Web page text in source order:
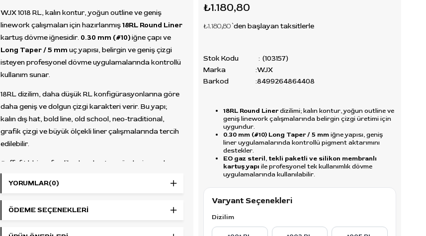
WJX 1018 RL, kalın kontur, yoğun outline ve geniş
linework çalışmaları için hazırlanmış18RL Round Liner
kartuş dövme iğnesidir. 0.30 mm (#10)iğne çapı ve
Long Taper / 5 mm uç yapısı, belirgin ve geniş çizgi
isteyen profesyonel dövme uygulamalarında kontrollü
kullanım sunar.
18RL dizilim, daha düşük RL konfigürasyonlarına göre
daha geniş ve dolgun çizgi karakteri verir. Bu yapı;
kalın dış hat, bold line, old school, neo-traditional,
grafik çizgi ve büyük ölçekli liner çalışmalarında tercih
edilebilir.
Şeffaf tıbbi sınıf polikarbon kartuş gövdesi, uygulama
sırasında iğne hareketinin ve pigment akışının takip
edilmesine yardımcı olur. Silikon destekli membran
sistemi, boya geri akışını azaltmaya destek olur. Her
kartuş EO gaz ile sterilize edilmiştir, tekli
paketlenmiştir ve tek kullanımlıktır.
YORUMLAR(0)
ÖDEME SEÇENEKLERI
₺1.180,80
₺1.180,80`den başlayan taksitlerle
Stok Kodu
(103157)
Marka
:WJX
Barkod
:8499264864408
18RL Round Linerdizilimi; kalın kontur, yoğun outline ve
geniş linework çalışmalarında belirgin çizgi üretimi için
uygundur.
0.30 mm (#10) Long Taper / 5 mmiğne yapısı, geniş
liner uygulamalarında kontrollü pigment aktarımını
destekler.
EO gaz steril, tekli paketli ve silikon membranlı
kartuş yapı ile profesyonel tek kullanımlık dövme
uygulamalarında kullanılabilir.
Varyant Seçenekleri
Dizilim